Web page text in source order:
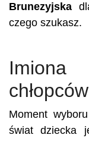
Brunezyjska
czego szukasz.
Imiona
chłopców
Moment
świat dziecka